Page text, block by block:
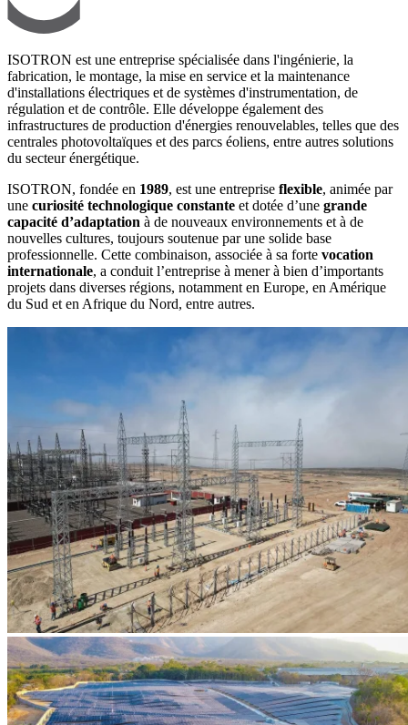
ISOTRON est une entreprise spécialisée dans l'ingénierie, la
fabrication, le montage, la mise en service et la maintenance
d'installations électriques et de systèmes d'instrumentation, de
régulation et de contrôle. Elle développe également des
infrastructures de production d'énergies renouvelables, telles que des
centrales photovoltaïques et des parcs éoliens, entre autres solutions
du secteur énergétique.
ISOTRON, fondée en 1989, est une entreprise flexible, animée par
une curiosité technologique constante et dotée d’une grande
capacité d’adaptation à de nouveaux environnements et à de
nouvelles cultures, toujours soutenue par une solide base
professionnelle. Cette combinaison, associée à sa forte vocation
internationale, a conduit l’entreprise à mener à bien d’importants
projets dans diverses régions, notamment en Europe, en Amérique
du Sud et en Afrique du Nord, entre autres.